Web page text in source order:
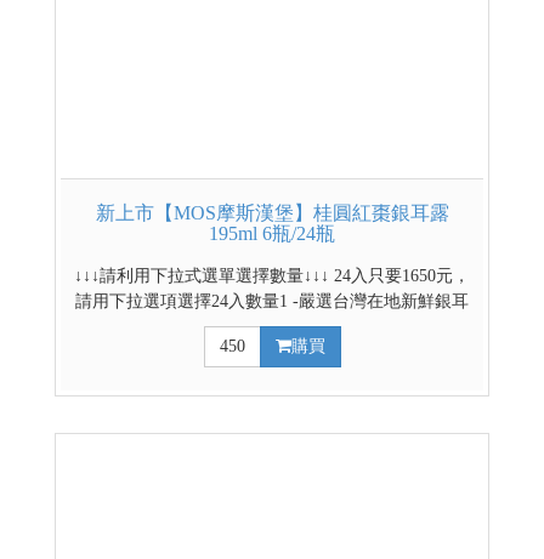
新上市【MOS摩斯漢堡】桂圓紅棗銀耳露
195ml 6瓶/24瓶
↓↓↓請利用下拉式選單選擇數量↓↓↓ 24入只要1650元，
請用下拉選項選擇24入數量1 -嚴選台灣在地新鮮銀耳
-通過農藥及重金屬檢驗 -少負擔純淨不添加 -搭配紅
棗、桂圓、枸杞萃取精華 -即開即飲，膠質飽滿，口
450 購買